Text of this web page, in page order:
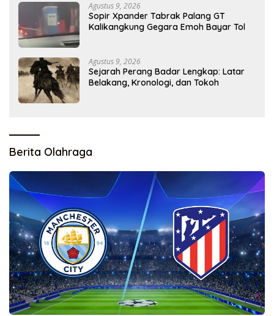
Agustus 9, 2026
Sopir Xpander Tabrak Palang GT
Kalikangkung Gegara Emoh Bayar Tol
Agustus 9, 2026
Sejarah Perang Badar Lengkap: Latar
Belakang, Kronologi, dan Tokoh
Berita Olahraga